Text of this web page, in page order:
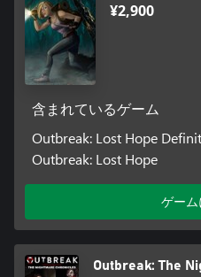
¥2,900
含まれているゲーム
Outbreak: Lost Hope
Outbreak: Lost Hope
ゲー
Outbreak: The